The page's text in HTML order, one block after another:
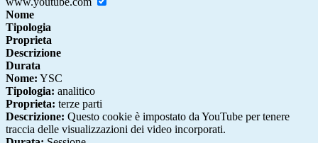
Nome
Tipologia
Proprieta
Descrizione
Durata
Nome: YSC
Tipologia: analitico
Proprieta: terze parti
Descrizione: Questo cookie è impostato da YouTube per tenere
traccia delle visualizzazioni dei video incorporati.